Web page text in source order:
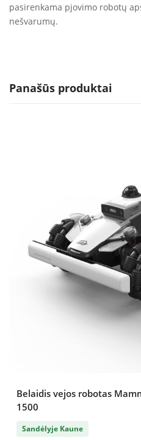
pasirenkama pjovimo robotų
nešvarumų.
Panašūs produktai
Belaidis vejos robotas
1500
Sandėlyje Kaune